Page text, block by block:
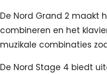
De Nord Grand 2 maakt
combineren en het
muzikale combinaties
De Nord Stage 4 biedt